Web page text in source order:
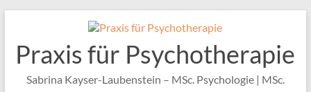
springen
Praxis für Psychotherapie
Sabrina Kayser-Laubenstein – MSc. Psychologie | MSc.